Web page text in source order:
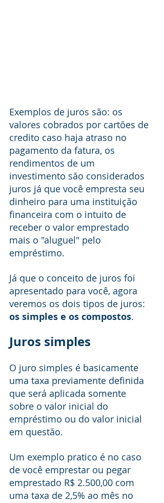
Exemplos de juros são: os
valores cobrados por cartões de
credito caso haja atraso no
pagamento da fatura, os
rendimentos de um
investimento são considerados
juros já que você empresta seu
dinheiro para uma instituição
financeira com o intuito de
receber o valor emprestado
mais o "aluguel" pelo
empréstimo.
Já que o conceito de juros foi
apresentado para você, agora
veremos os dois tipos de juros:
os simples e os compostos.
Juros simples
O juro simples é basicamente
uma taxa previamente definida
que será aplicada somente
sobre o valor inicial do
empréstimo ou do valor inicial
em questão.
Um exemplo pratico é no caso
de você emprestar ou pegar
emprestado R$ 2.500,00 com
uma taxa de 2,5% ao mês no